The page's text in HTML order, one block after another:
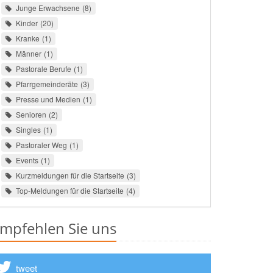
Junge Erwachsene 8
Kinder 20
Kranke 1
Männer 1
Pastorale Berufe 1
Pfarrgemeinderäte 3
Presse und Medien 1
Senioren 2
Singles 1
Pastoraler Weg 1
Events 1
Kurzmeldungen für die Startseite 3
Top-Meldungen für die Startseite 4
Sie uns
tweet